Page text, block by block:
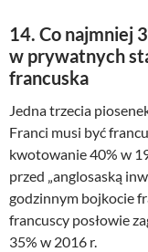
14. Co najmniej
w prywatnych
francuska
Jedna trzecia
Franci musi być
kwotowanie 40% w
przed „anglosaską
godzinnym bojkocie
francuscy posłowie
35% w 2016 r.